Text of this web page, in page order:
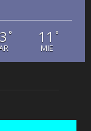
° 11 °
MIE